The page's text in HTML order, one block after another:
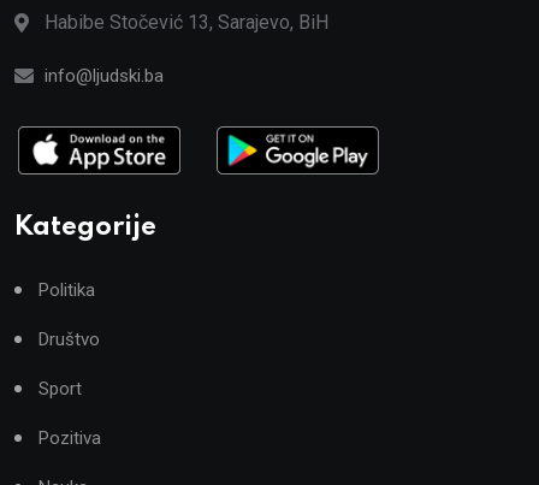
Habibe Stočević 13, Sarajevo, BiH
info@ljudski.ba
Kategorije
Politika
Društvo
Sport
Pozitiva